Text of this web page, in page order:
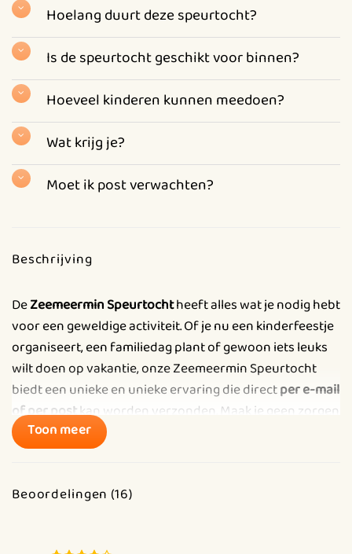
Hoelang duurt deze speurtocht?
Is de speurtocht geschikt voor binnen?
Hoeveel kinderen kunnen meedoen?
Wat krijg je?
Moet ik post verwachten?
Beschrijving
DeZeemeermin Speurtochtheeft alles wat je nodig hebt
voor een geweldige activiteit. Of je nu een kinderfeestje
organiseert, een familiedag plant of gewoon iets leuks
wilt doen op vakantie, onze Zeemeermin Speurtocht
biedt een unieke en unieke ervaring die directper e-mail
of per postkan worden verzonden. Maak je geen zorgen
over last-minute stress of tijdsgebrek, want wij hebben
alles wat je nodig hebt om van deze activiteit een
Duik diep in de mysterieuze wateren
Toon meer
Beoordelingen (16)